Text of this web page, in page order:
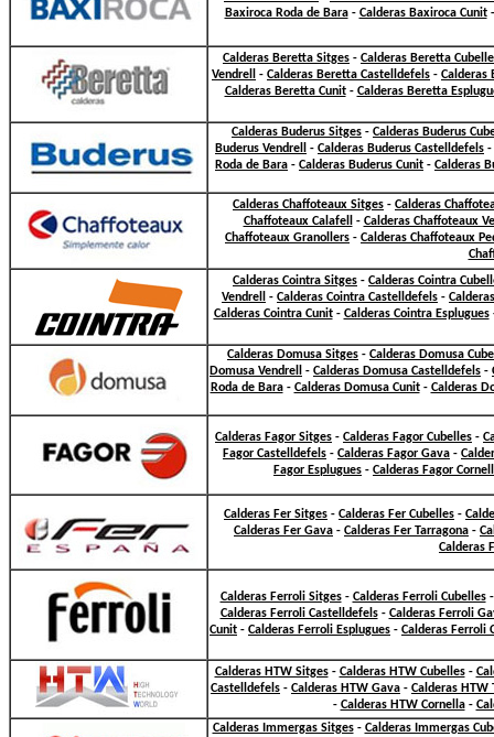
Baxiroca Roda de Bara- Calderas Baxiroca Cunit
Calderas Beretta Sitges - Calderas Beretta
Vendrell
- Calderas Beretta Castelldefels - Calderas
Calderas Beretta Cunit- Calderas Beretta
Calderas Buderus Sitges - Calderas Buderus
Buderus Vendrell
- Calderas Buderus Castelldefels -
Roda de Bara - Calderas Buderus Cunit - Calderas
Calderas Chaffoteaux Sitges - Calderas
Chaffoteaux Calafell
- Calderas Chaffoteaux
Chaffoteaux Granollers - Calderas Chaffoteaux
Calderas Cointra Sitges - Calderas Cointra
Vendrell
- Calderas Cointra Castelldefels -
Calderas Cointra Cunit- Calderas Cointra Esplugues
Calderas Domusa Sitges - Calderas Domusa
Domusa Vendrell
- Calderas Domusa Castelldefels -
Roda de Bara- Calderas Domusa Cunit- Calderas
Calderas Fagor Sitges - Calderas Fagor Cubelles -
Fagor Castelldefels - Calderas Fagor Gava -
Fagor Esplugues - Calderas Fagor
Calderas Fer Sitges - Calderas Fer Cubelles -
Calderas Fer Gava - Calderas Fer Tarragona -
Calderas
Calderas Ferroli Sitges- Calderas Ferroli Cubelles
Calderas Ferroli Castelldefels- Calderas Ferroli
Cunit - Calderas Ferroli Esplugues - Calderas Ferroli
Calderas HTW Sitges- Calderas HTW Cubelles-
Castelldefels - Calderas HTW Gava - Calderas HTW
- Calderas HTW Cornella-
Calderas Immergas Sitges- Calderas Immergas